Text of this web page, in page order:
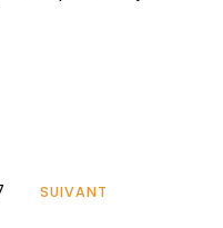
SUIVANT